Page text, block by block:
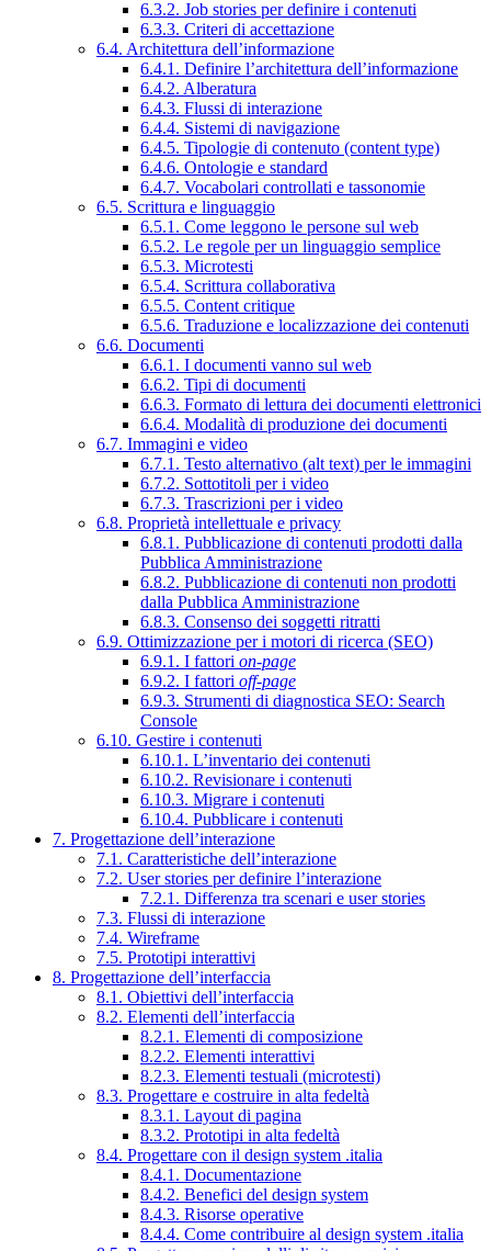
6.3.2. Job stories per definire i contenuti
6.3.3. Criteri di accettazione
6.4. Architettura dell’informazione
6.4.1. Definire l’architettura dell’informazione
6.4.2. Alberatura
6.4.3. Flussi di interazione
6.4.4. Sistemi di navigazione
6.4.5. Tipologie di contenuto (content type)
6.4.6. Ontologie e standard
6.4.7. Vocabolari controllati e tassonomie
6.5. Scrittura e linguaggio
6.5.1. Come leggono le persone sul web
6.5.2. Le regole per un linguaggio semplice
6.5.3. Microtesti
6.5.4. Scrittura collaborativa
6.5.5. Content critique
6.5.6. Traduzione e localizzazione dei contenuti
6.6. Documenti
6.6.1. I documenti vanno sul web
6.6.2. Tipi di documenti
6.6.3. Formato di lettura dei documenti elettronici
6.6.4. Modalità di produzione dei documenti
6.7. Immagini e video
6.7.1. Testo alternativo (alt text) per le immagini
6.7.2. Sottotitoli per i video
6.7.3. Trascrizioni per i video
6.8. Proprietà intellettuale e privacy
6.8.1. Pubblicazione di contenuti prodotti dalla
Pubblica Amministrazione
6.8.2. Pubblicazione di contenuti non prodotti
dalla Pubblica Amministrazione
6.8.3. Consenso dei soggetti ritratti
6.9. Ottimizzazione per i motori di ricerca (SEO)
6.9.1. I fattori on-page
6.9.2. I fattori off-page
6.9.3. Strumenti di diagnostica SEO: Search
Console
6.10. Gestire i contenuti
6.10.1. L’inventario dei contenuti
6.10.2. Revisionare i contenuti
6.10.3. Migrare i contenuti
6.10.4. Pubblicare i contenuti
7. Progettazione dell’interazione
7.1. Caratteristiche dell’interazione
7.2. User stories per definire l’interazione
7.2.1. Differenza tra scenari e user stories
7.3. Flussi di interazione
7.4. Wireframe
7.5. Prototipi interattivi
8. Progettazione dell’interfaccia
8.1. Obiettivi dell’interfaccia
8.2. Elementi dell’interfaccia
8.2.1. Elementi di composizione
8.2.2. Elementi interattivi
8.2.3. Elementi testuali (microtesti)
8.3. Progettare e costruire in alta fedeltà
8.3.1. Layout di pagina
8.3.2. Prototipi in alta fedeltà
8.4. Progettare con il design system .italia
8.4.1. Documentazione
8.4.2. Benefici del design system
8.4.3. Risorse operative
8.4.4. Come contribuire al design system .italia